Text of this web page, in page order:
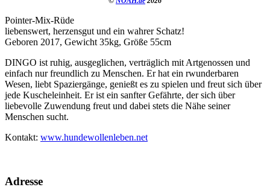
Pointer-Mix-Rüde
liebenswert, herzensgut und ein wahrer Schatz!
Geboren 2017, Gewicht 35kg, Größe 55cm
DINGO ist ruhig, ausgeglichen, verträglich mit Artgenossen und
einfach nur freundlich zu Menschen. Er hat ein rwunderbaren
Wesen, liebt Spaziergänge, genießt es zu spielen und freut sich über
jede Kuscheleinheit. Er ist ein sanfter Gefährte, der sich über
liebevolle Zuwendung freut und dabei stets die Nähe seiner
Menschen sucht.
Kontakt: www.hundewollenleben.net
Adresse